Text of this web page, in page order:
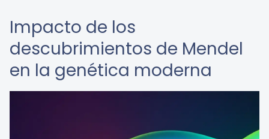
Impacto de los
descubrimientos de Mendel
en la genética moderna